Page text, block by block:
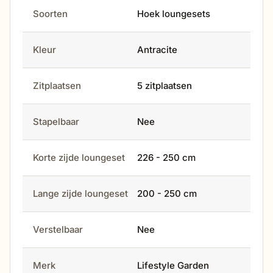
Soorten Hoek loungesets
Kleur Antracite
Zitplaatsen 5 zitplaatsen
Stapelbaar Nee
Korte zijde loungeset 226 - 250 cm
Lange zijde loungeset 200 - 250 cm
Verstelbaar Nee
Merk
Lifestyle Garden